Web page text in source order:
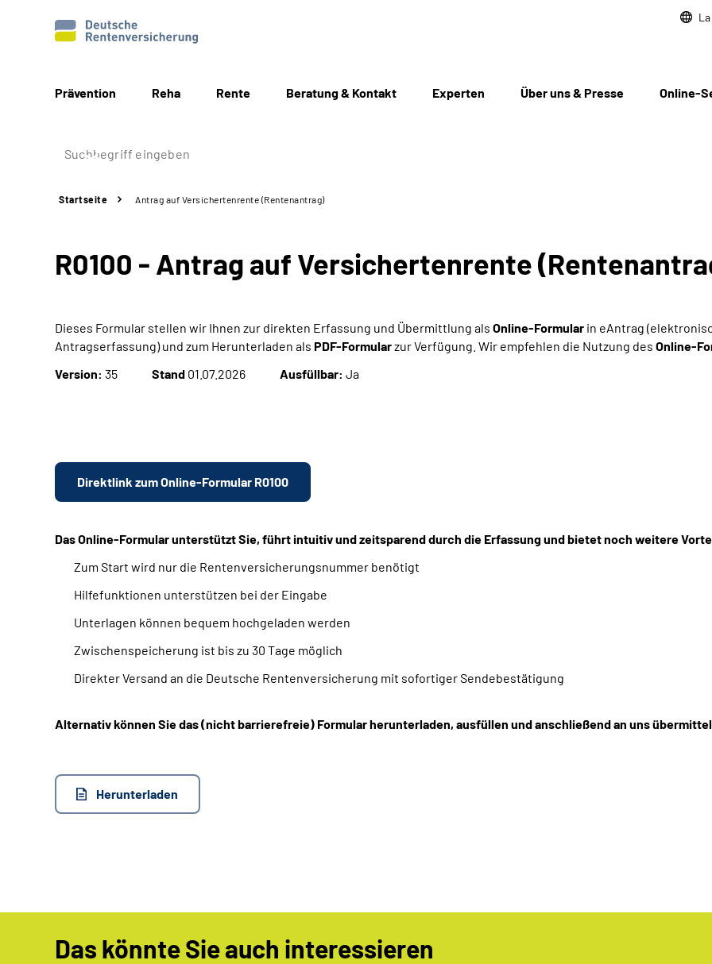
Prävention Reha Rente Beratung & Kontakt Experten Über uns & Presse Online-
Startseite Antrag auf Versichertenrente (Rentenantrag)
R0100 - Antrag auf Versichertenrente
Dieses Formular stellen wir Ihnen zur direkten Erfassung und Übermittlung als Online-Formular in eAntrag
Antragserfassung) und zum Herunterladen als PDF-Formularzur Verfügung. Wir empfehlen die Nutzung des Online-
Version: 35 Stand 01.07.2026 Ausfüllbar: Ja
Direktlink zum Online-Formular R0100
Das Online-Formular unterstützt Sie, führt intuitiv und zeitsparend durch die Erfassung und bietet noch weitere
Zum Start wird nur die Rentenversicherungsnummer benötigt
Hilfefunktionen unterstützen bei der Eingabe
Unterlagen können bequem hochgeladen werden
Zwischenspeicherung ist bis zu 30 Tage möglich
Direkter Versand an die Deutsche Rentenversicherung mit sofortiger Sendebestätigung
Alternativ können Sie das (nicht barrierefreie) Formular herunterladen, ausfüllen und anschließend an uns
Herunterladen
Das könnte Sie auch interessieren